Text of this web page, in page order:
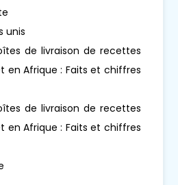
unis
de livraison de recettes
en Afrique : Faits et chiffres
de livraison de recettes
en Afrique : Faits et chiffres